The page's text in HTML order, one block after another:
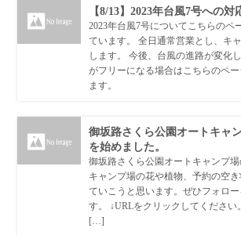
【8/13】2023年台風7号への対
2023年台風7号についてこちらのペ
ています。 全日通常営業とし、キ
します。 今後、台風の進路が変化
がフリーになる場合はこちらのペ
ます。
御坂路さくら公園オートキャ
を始めました。
御坂路さくら公園オートキャンプ場
キャンプ場の花や植物、予約の空
ていこうと思います。ぜひフォロ
す。 ↓URLをクリックしてください
[…]